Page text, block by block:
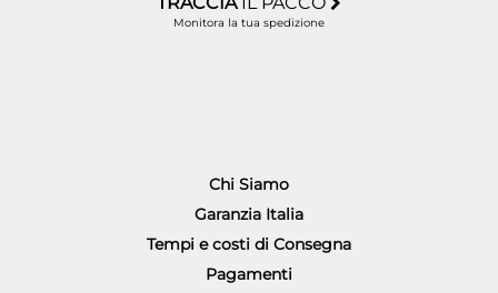
Monitora la tua spedizione
Chi Siamo
Garanzia Italia
Tempi e costi di Consegna
Pagamenti